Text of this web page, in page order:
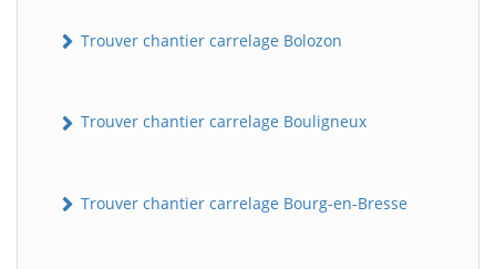
Trouver chantier carrelage Bolozon
Trouver chantier carrelage Bouligneux
Trouver chantier carrelage Bourg-en-Bresse